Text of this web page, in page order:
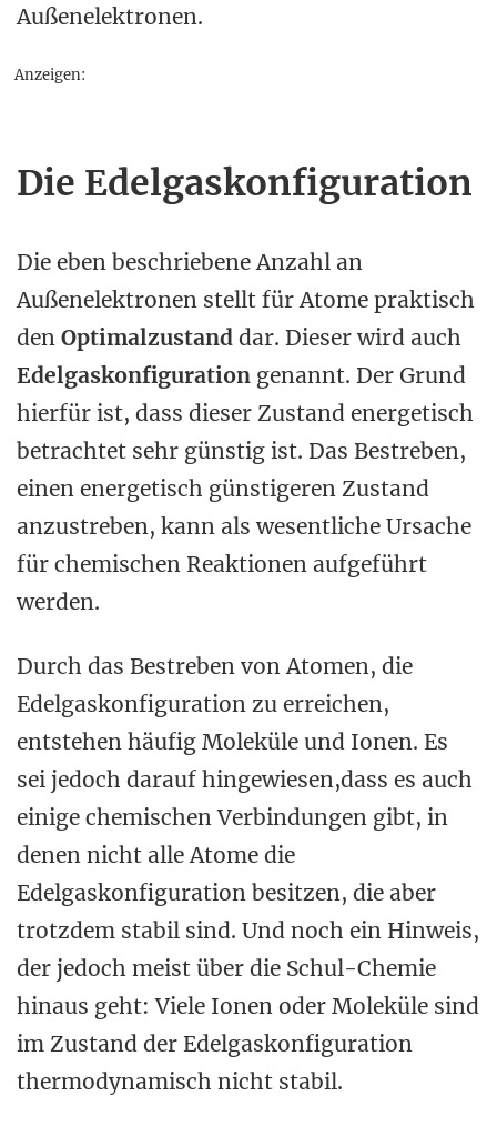
Außenelektronen.
Anzeigen:
Die Edelgaskonfiguration
Die eben beschriebene Anzahl an
Außenelektronen stellt für Atome praktisch
den Optimalzustand dar. Dieser wird auch
Edelgaskonfiguration genannt. Der Grund
hierfür ist, dass dieser Zustand energetisch
betrachtet sehr günstig ist. Das Bestreben,
einen energetisch günstigeren Zustand
anzustreben, kann als wesentliche Ursache
für chemischen Reaktionen aufgeführt
werden.
Durch das Bestreben von Atomen, die
Edelgaskonfiguration zu erreichen,
entstehen häufig Moleküle und Ionen. Es
sei jedoch darauf hingewiesen,dass es auch
einige chemischen Verbindungen gibt, in
denen nicht alle Atome die
Edelgaskonfiguration besitzen, die aber
trotzdem stabil sind. Und noch ein Hinweis,
der jedoch meist über die Schul-Chemie
hinaus geht: Viele Ionen oder Moleküle sind
im Zustand der Edelgaskonfiguration
thermodynamisch nicht stabil.